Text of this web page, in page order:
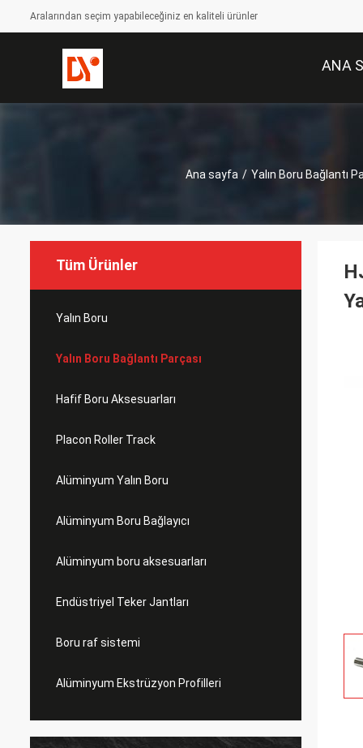
Aralarından seçim yapabileceğiniz en kaliteli ürünler
ANA
Ana sayfa / Yalın Boru Bağlantı
Tüm Ürünler
Yalın Boru
Yalın Boru Bağlantı Parçası
Hafif Boru Aksesuarları
Placon Roller Track
Alüminyum Yalın Boru
Alüminyum Boru Bağlayıcı
Alüminyum boru aksesuarları
Endüstriyel Teker Jantları
Boru raf sistemi
Alüminyum Ekstrüzyon Profilleri